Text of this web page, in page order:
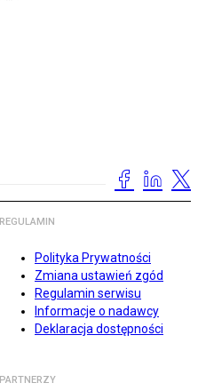
REGULAMIN
Polityka Prywatności
Zmiana ustawień zgód
Regulamin serwisu
Informacje o nadawcy
Deklaracja dostępności
PARTNERZY